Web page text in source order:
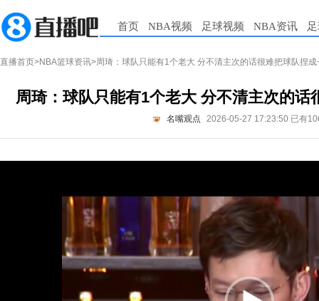
首页 NBA视频 足球视频 NBA资讯
直播首页>NBA篮球资讯>周琦：球队只能有1个老大 分不清主次的话很难把球队捏
周琦：球队只能有1个老大 分不清主次的话
名嘴观点 2026-05-27 17:23:50 已有